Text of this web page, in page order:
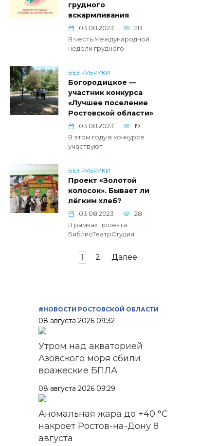
грудного
вскармливания
03.08.2023
28
В честь Международной
недели грудного
БЕЗ РУБРИКИ
Богородицкое —
участник конкурса
«Лучшее поселение
Ростовской области»
03.08.2023
19
В этом году в конкурсе
участвуют
БЕЗ РУБРИКИ
Проект «Золотой
колосок». Бывает ли
лёгким хлеб?
03.08.2023
28
В рамках проекта
БиблиоТеатрСтудия
1 2 Далее
#НОВОСТИ РОСТОВСКОЙ ОБЛАСТИ
08 августа 2026 09:32
Утром над акваторией
Азовского моря сбили
вражеские БПЛА
08 августа 2026 09:29
Аномальная жара до +40 °C
накроет Ростов-на-Дону 8
августа